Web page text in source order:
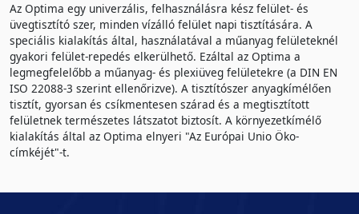
Az Optima egy univerzális, felhasználásra kész felület- és
üvegtisztító szer, minden vízálló felület napi tisztítására. A
speciális kialakítás által, használatával a műanyag felületeknél
gyakori felület-repedés elkerülhető. Ezáltal az Optima a
legmegfelelőbb a műanyag- és plexiüveg felületekre (a DIN EN
ISO 22088-3 szerint ellenőrizve). A tisztítószer anyagkímélően
tisztít, gyorsan és csíkmentesen szárad és a megtisztított
felületnek természetes látszatot biztosít. A környezetkímélő
kialakítás által az Optima elnyeri "Az Európai Unio Öko-
címkéjét"-t.